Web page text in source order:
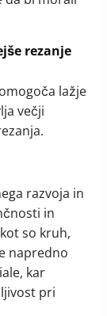
rezanje
lažje
večji
razvoja in
in
so kruh,
napredno
kar
pri